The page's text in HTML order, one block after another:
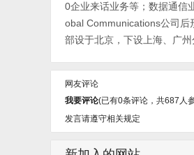
0企业来话业务等；数据通信
obal Communications公司后
部设于北京，下设上海、广
网友评论
我要评论(已有0条评论，共687 人
发言请遵守相关规定